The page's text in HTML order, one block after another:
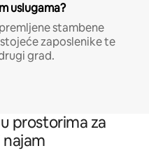
uslugama?
stambene
zaposlenike te
grad.
prostorima za